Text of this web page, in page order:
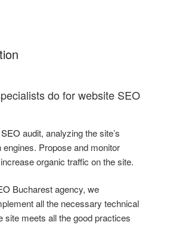
do for website SEO
SEO audit, analyzing the site’s
Propose and monitor
organic traffic on the site.
Bucharest agency, we
all the necessary technical
site meets all the good practices